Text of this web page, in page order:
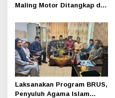
Maling Motor Ditangkap di
Laksanakan Program BRUS,
Penyuluh Agama Islam